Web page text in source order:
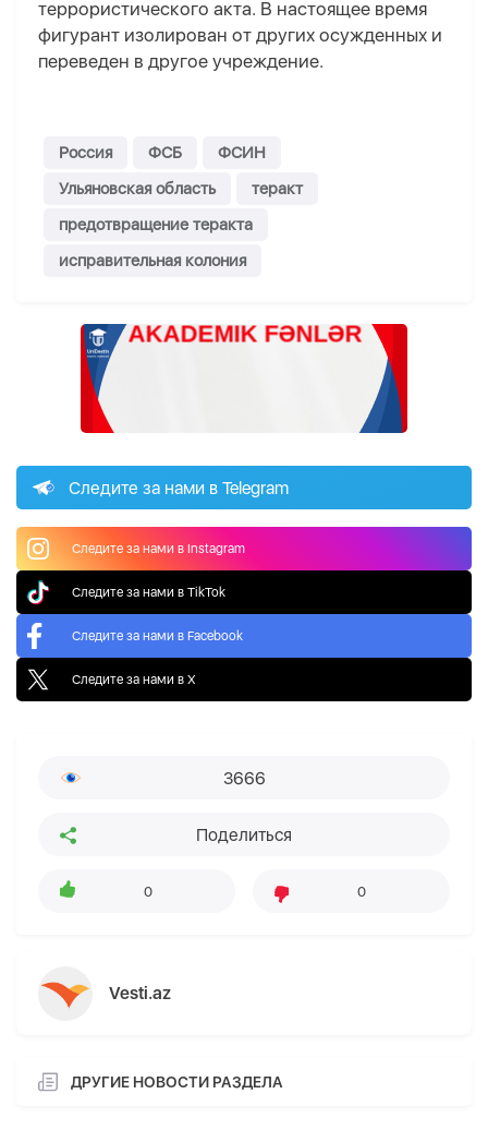
террористического акта. В настоящее время
фигурант изолирован от других осужденных и
переведен в другое учреждение.
Россия ФСБ
ФСИН
Ульяновская область
теракт
предотвращение теракта
исправительная колония
Следите за нами в Telegram
Следите за нами в Instagram
Следите за нами в TikTok
Следите за нами в Facebook
Следите за нами в X
3666
Поделиться
0 0
Vesti.az
ДРУГИЕ НОВОСТИ РАЗДЕЛА